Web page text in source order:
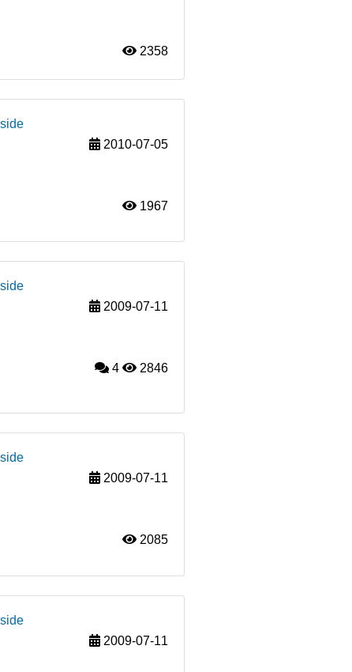
2358
2010-07-05
1967
2009-07-11
4 2846
2009-07-11
2085
2009-07-11